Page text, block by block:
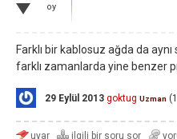
oy
Farklı bir kablosuz ağda da
farklı zamanlarda yine benzer
29 Eylül 2013 goktug Uzman (